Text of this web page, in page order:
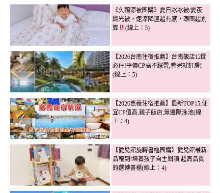
《久賴涼被團購》夏日冰冰被/夏夜
緞光被，速涼降溫超有感，跟團超划
算
(線上：5)
【2026台南住宿推薦】台南飯店12間
必住!平價CP高不踩雷,看完就訂房!
(線上：5)
【2026嘉義住宿推薦】最新TOP15,便
宜CP值高,親子飯店,無邊際泳池(線
上：4)
【愛兒館旋轉書櫃團購】愛兒館最新
品報到!培養孩子自主閱讀,超高品質
的選轉書櫃(線上：4)